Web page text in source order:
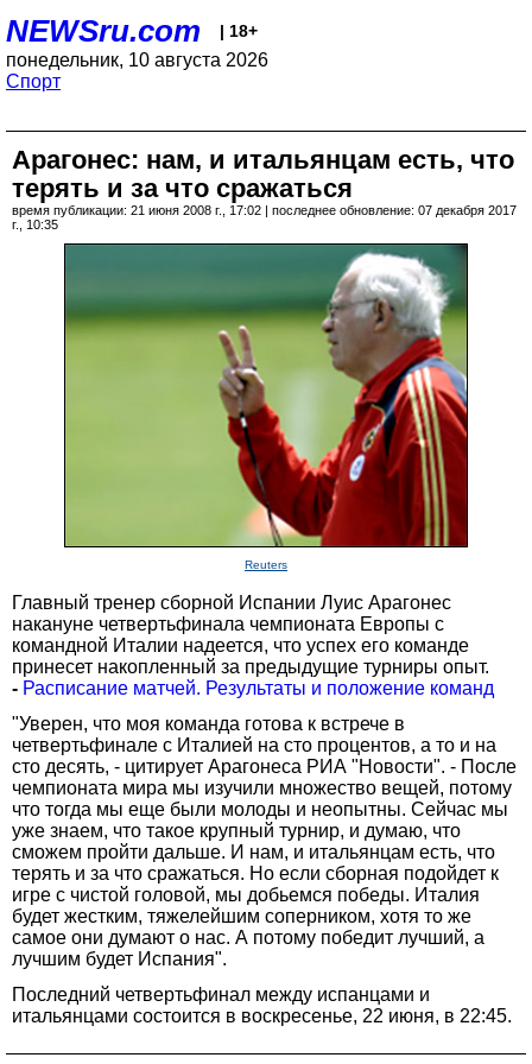
NEWSru.com | 18+
понедельник, 10 августа 2026
Спорт
Арагонес: нам, и итальянцам есть, что
терять и за что сражаться
время публикации: 21 июня 2008 г., 17:02 | последнее обновление: 07 декабря 2017
г., 10:35
Reuters
Главный тренер сборной Испании Луис Арагонес
накануне четвертьфинала чемпионата Европы с
командной Италии надеется, что успех его команде
принесет накопленный за предыдущие турниры опыт.
- Расписание матчей. Результаты и положение команд
"Уверен, что моя команда готова к встрече в
четвертьфинале с Италией на сто процентов, а то и на
сто десять, - цитирует Арагонеса РИА "Новости". - После
чемпионата мира мы изучили множество вещей, потому
что тогда мы еще были молоды и неопытны. Сейчас мы
уже знаем, что такое крупный турнир, и думаю, что
сможем пройти дальше. И нам, и итальянцам есть, что
терять и за что сражаться. Но если сборная подойдет к
игре с чистой головой, мы добьемся победы. Италия
будет жестким, тяжелейшим соперником, хотя то же
самое они думают о нас. А потому победит лучший, а
лучшим будет Испания".
Последний четвертьфинал между испанцами и
итальянцами состоится в воскресенье, 22 июня, в 22:45.